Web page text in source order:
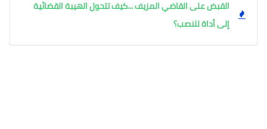
القبض على القاضي المزيف ...كيف تتحول الهيبة القضائية
إلى أداة للنصب؟